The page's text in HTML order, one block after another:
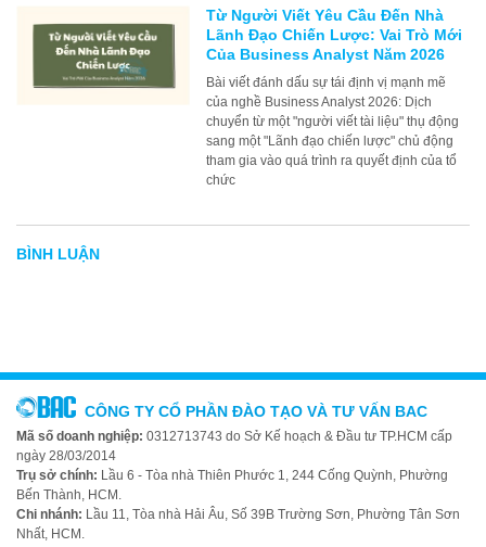
Từ Người Viết Yêu Cầu Đến Nhà
Lãnh Đạo Chiến Lược: Vai Trò Mới
Của Business Analyst Năm 2026
Bài viết đánh dấu sự tái định vị mạnh mẽ
của nghề Business Analyst 2026: Dịch
chuyển từ một "người viết tài liệu" thụ động
sang một "Lãnh đạo chiến lược" chủ động
tham gia vào quá trình ra quyết định của tổ
chức
BÌNH LUẬN
CÔNG TY CỔ PHẦN ĐÀO TẠO VÀ TƯ VẤN BAC
Mã số doanh nghiệp: 0312713743 do Sở Kế hoạch & Đầu tư TP.HCM cấp
ngày 28/03/2014
Trụ sở chính: Lầu 6 - Tòa nhà Thiên Phước 1, 244 Cống Quỳnh, Phường
Bến Thành, HCM.
Chi nhánh: Lầu 11, Tòa nhà Hải Âu, Số 39B Trường Sơn, Phường Tân Sơn
Nhất, HCM.